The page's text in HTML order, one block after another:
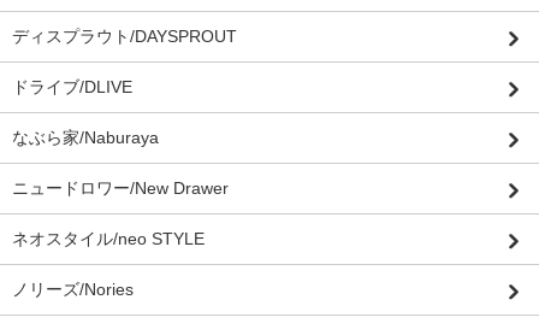
ディスプラウト/DAYSPROUT
ドライブ/DLIVE
なぶら家/Naburaya
ニュードロワー/New Drawer
ネオスタイル/neo STYLE
ノリーズ/Nories